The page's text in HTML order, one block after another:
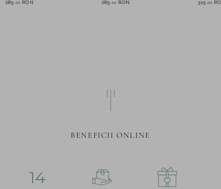
285 00 RON
285 00 RON
315 ,00
BENEFICII ONLINE
14